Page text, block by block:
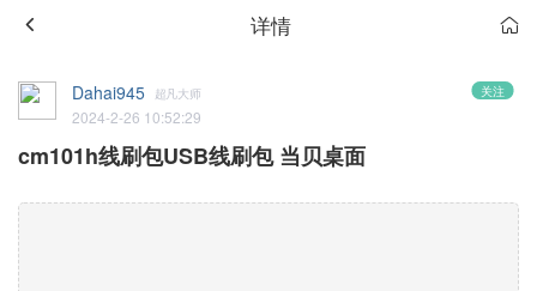
详情
关注
Dahai945 超凡大师
2024-2-26 10:52:29
cm101h线刷包USB线刷包 当贝桌面